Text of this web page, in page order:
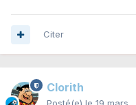
Citer
Clorith